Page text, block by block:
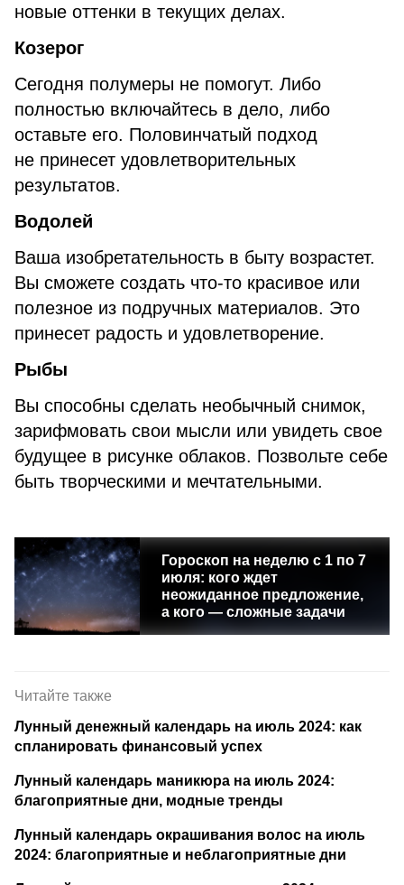
новые оттенки в текущих делах.
Козерог
Сегодня полумеры не помогут. Либо
полностью включайтесь в дело, либо
оставьте его. Половинчатый подход
не принесет удовлетворительных
результатов.
Водолей
Ваша изобретательность в быту возрастет.
Вы сможете создать что-то красивое или
полезное из подручных материалов. Это
принесет радость и удовлетворение.
Рыбы
Вы способны сделать необычный снимок,
зарифмовать свои мысли или увидеть свое
будущее в рисунке облаков. Позвольте себе
быть творческими и мечтательными.
Гороскоп на неделю c 1 по 7
июля: кого ждет
неожиданное предложение,
а кого — сложные задачи
Читайте также
Лунный денежный календарь на июль 2024: как
спланировать финансовый успех
Лунный календарь маникюра на июль 2024:
благоприятные дни, модные тренды
Лунный календарь окрашивания волос на июль
2024: благоприятные и неблагоприятные дни